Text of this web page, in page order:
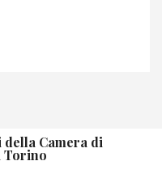
Camera di
Torino